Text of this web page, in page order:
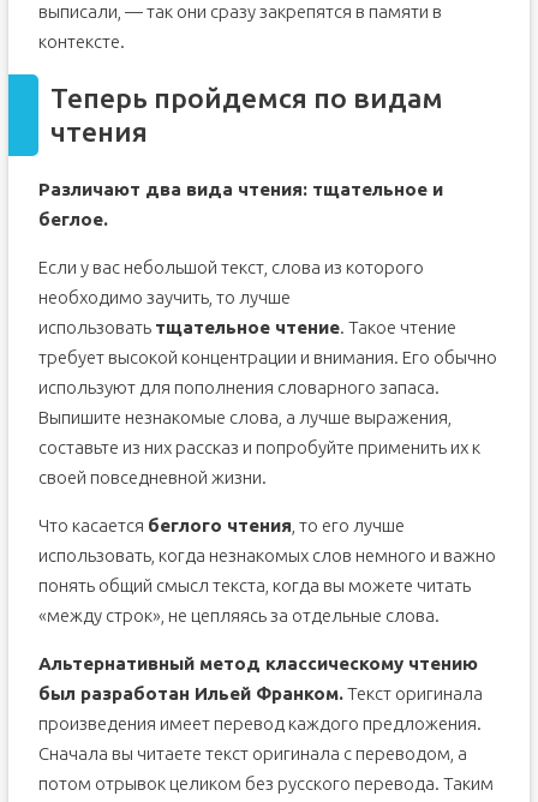
выписали, — так они сразу закрепятся в памяти в
контексте.
Теперь пройдемся по видам
чтения
Различают два вида чтения: тщательное и
беглое.
Если у вас небольшой текст, слова из которого
необходимо заучить, то лучше
использовать тщательное чтение. Такое чтение
требует высокой концентрации и внимания. Его обычно
используют для пополнения словарного запаса.
Выпишите незнакомые слова, а лучше выражения,
составьте из них рассказ и попробуйте применить их к
своей повседневной жизни.
Что касается беглого чтения , то его лучше
использовать, когда незнакомых слов немного и важно
понять общий смысл текста, когда вы можете читать
«между строк», не цепляясь за отдельные слова.
Альтернативный метод классическому чтению
был разработан Ильей Франком.Текст оригинала
произведения имеет перевод каждого предложения.
Сначала вы читаете текст оригинала с переводом, а
потом отрывок целиком без русского перевода. Таким